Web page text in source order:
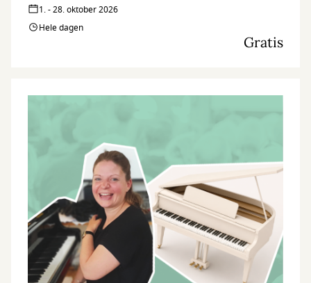
1. - 28. oktober 2026
Hele dagen
Gratis